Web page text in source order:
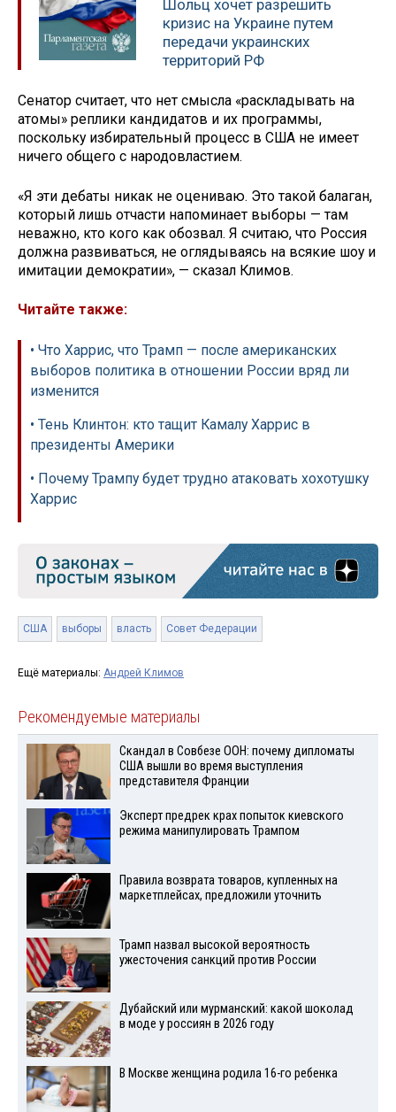
Шольц хочет разрешить
кризис на Украине путем
передачи украинских
территорий РФ
Сенатор считает, что нет смысла «раскладывать на
атомы» реплики кандидатов и их программы,
поскольку избирательный процесс в США не имеет
ничего общего с народовластием.
«Я эти дебаты никак не оцениваю. Это такой балаган,
который лишь отчасти напоминает выборы — там
неважно, кто кого как обозвал. Я считаю, что Россия
должна развиваться, не оглядываясь на всякие шоу и
имитации демократии», — сказал Климов.
Читайте также:
• Что Харрис, что Трамп — после американских
выборов политика в отношении России вряд ли
изменится
• Тень Клинтон: кто тащит Камалу Харрис в
президенты Америки
• Почему Трампу будет трудно атаковать хохотушку
Харрис
США выборы власть Совет Федерации
Ещё материалы: Андрей Климов
Рекомендуемые материалы
Скандал в Совбезе ООН: почему дипломаты
США вышли во время выступления
представителя Франции
Эксперт предрек крах попыток киевского
режима манипулировать Трампом
Правила возврата товаров, купленных на
маркетплейсах, предложили уточнить
Трамп назвал высокой вероятность
ужесточения санкций против России
Дубайский или мурманский: какой шоколад
в моде у россиян в 2026 году
В Москве женщина родила 16-го ребенка